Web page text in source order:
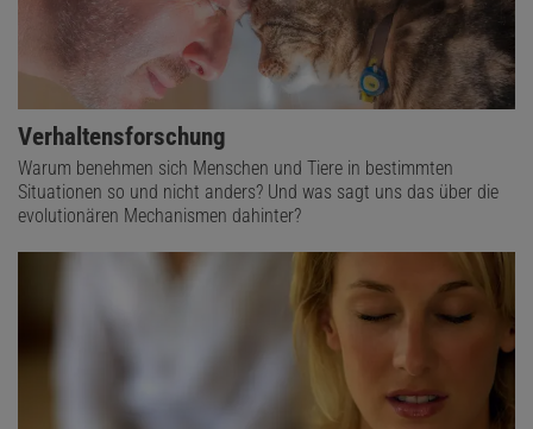
Verhaltensforschung
Warum benehmen sich Menschen und Tiere in bestimmten
Situationen so und nicht anders? Und was sagt uns das über die
evolutionären Mechanismen dahinter?